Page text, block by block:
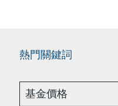
熱門關鍵詞
基金價格